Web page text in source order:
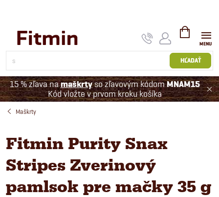
HĽADAŤ
NÁKUPNÝ
KOŠÍK
15 % zľava namaškrtyso zľavovým kódomMNAM15
Kód vložte v prvom kroku košíka
Maškrty
Fitmin Purity Snax
Stripes Zverinový
pamlsok pre mačky 35 g